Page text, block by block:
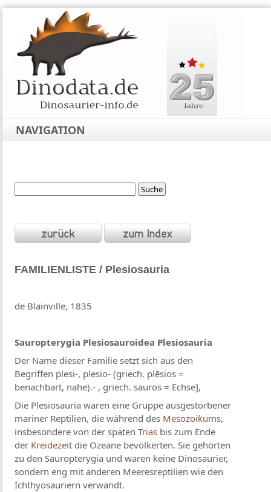
NAVIGATION
FAMILIENLISTE / Plesiosauria
de Blainville, 1835
Sauropterygia Plesiosauroidea Plesiosauria
Der Name dieser Familie setzt sich aus den
Begriffen plesi-, plesio- (griech. plēsios =
benachbart, nahe).- , griech. sauros = Echse],
Die Plesiosauria waren eine Gruppe ausgestorbener
mariner Reptilien, die während des Mesozoikums,
insbesondere von der spätenTrias bis zum Ende
der Kreidezeit die Ozeane bevölkerten. Sie gehörten
zu den Sauropterygia und waren keine Dinosaurier,
sondern eng mit anderen Meeresreptilien wie den
Ichthyosauriern verwandt.